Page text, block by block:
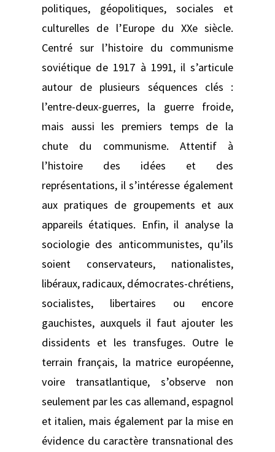
politiques, géopolitiques, sociales et
culturelles de l’Europe du XXe siècle.
Centré sur l’histoire du communisme
soviétique de 1917 à 1991, il s’articule
autour de plusieurs séquences clés :
l’entre-deux-guerres, la guerre froide,
mais aussi les premiers temps de la
chute du communisme. Attentif à
l’histoire des idées et des
représentations, il s’intéresse également
aux pratiques de groupements et aux
appareils étatiques. Enfin, il analyse la
sociologie des anticommunistes, qu’ils
soient conservateurs, nationalistes,
libéraux, radicaux, démocrates-chrétiens,
socialistes, libertaires ou encore
gauchistes, auxquels il faut ajouter les
dissidents et les transfuges. Outre le
terrain français, la matrice européenne,
voire transatlantique, s’observe non
seulement par les cas allemand, espagnol
et italien, mais également par la mise en
évidence du caractère transnational des